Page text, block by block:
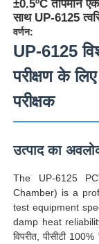
±0.5ºC तापमान
साथ UP-6125
वर्णन:
UP-6125
परीक्षण के
परीक्षक
उत्पाद का
The UP-6125
Chamber) is a
test equipment
damp heat reliability
विपरीत, पीसीटी